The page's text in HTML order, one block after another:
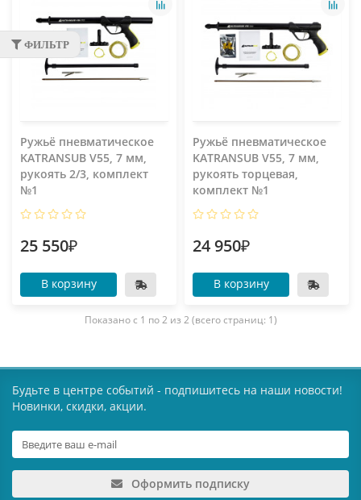
ФИЛЬТР
Ружьё пневматическое
KATRANSUB V55, 7 мм,
рукоять 2/3, комплект
№1
25 550₽
В корзину
Ружьё пневматическое
KATRANSUB V55, 7 мм,
рукоять торцевая,
комплект №1
24 950₽
В корзину
Показано с 1 по 2 из 2 (всего страниц: 1)
Будьте в центре событий - подпишитесь на наши новости!
Новинки, скидки, акции.
Оформить подписку